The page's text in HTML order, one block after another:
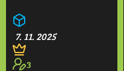
7. 11. 2025
3